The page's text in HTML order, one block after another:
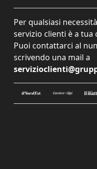
Per qualsiasi
servizio clienti è a tua
Puoi contattarci al
scrivendo una mail a